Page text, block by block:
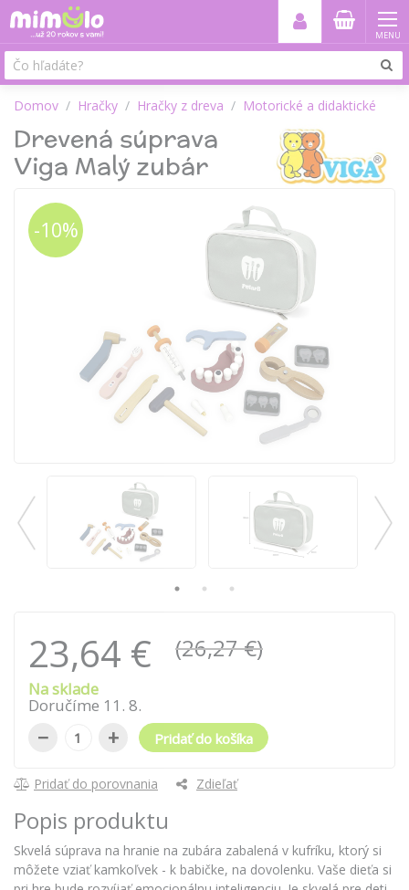
MENU
Domov Hračky Hračky z dreva Motorické a didaktické
Drevená súprava
Viga Malý zubár
-10%
23,64 € (26,27 €)
Na sklade
Doručíme 11 . 8.
− + Pridať do košíka
Pridať do porovnania Zdieľať
Popis produktu
Skvelá súprava na hranie na zubára zabalená v kufríku, ktorý si
môžete vziať kamkoľvek - k babičke, na dovolenku. Vaše dieťa si